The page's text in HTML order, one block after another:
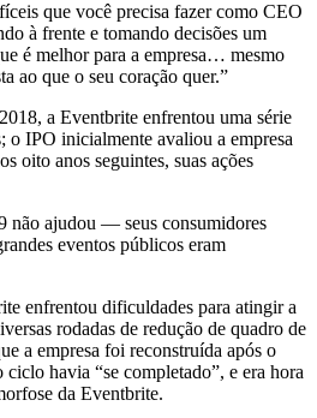
que você precisa fazer como CEO
à frente e tomando decisões um
é melhor para a empresa… mesmo
ao que o seu coração quer.”
a Eventbrite enfrentou uma série
o IPO inicialmente avaliou a empresa
oito anos seguintes, suas ações
não ajudou — seus consumidores
eventos públicos eram
enfrentou dificuldades para atingir a
rodadas de redução de quadro de
a empresa foi reconstruída após o
havia “se completado”, e era hora
da Eventbrite.